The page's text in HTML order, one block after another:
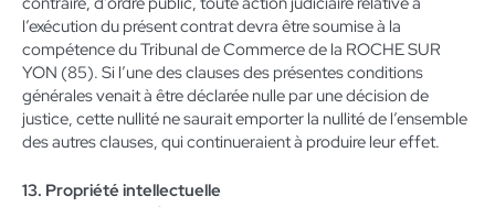
l’exécution du présent contrat devra être soumise à la
compétence du Tribunal de Commerce de la ROCHE SUR
YON (85). Si l’une des clauses des présentes conditions
générales venait à être déclarée nulle par une décision de
justice, cette nullité ne saurait emporter la nullité de l’ensemble
des autres clauses, qui continueraient à produire leur effet.
13. Propriété intellectuelle